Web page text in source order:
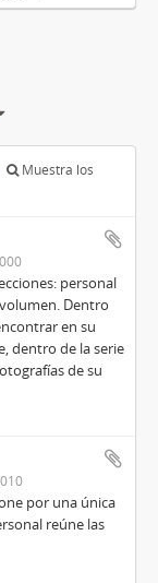
Muestra los
personal
Dentro
en su
dentro de la serie
de su
por una única
reúne las